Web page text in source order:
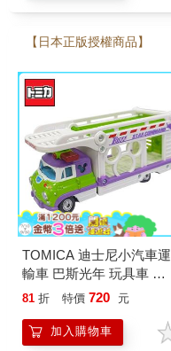
【日本正版授權商品】
TOMICA 迪士尼小汽車運
輸車 巴斯光年 玩具車 玩
具總動員5 皮克斯 Disney
81 折 特價 720 元
加入購物車